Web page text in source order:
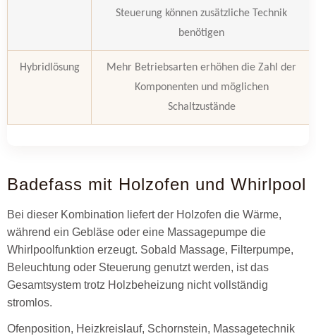
Steuerung können zusätzliche Technik
benötigen
Hybridlösung
Mehr Betriebsarten erhöhen die Zahl der
Komponenten und möglichen
Schaltzustände
Badefass mit Holzofen und Whirlpool
Bei dieser Kombination liefert der Holzofen die Wärme,
während ein Gebläse oder eine Massagepumpe die
Whirlpoolfunktion erzeugt. Sobald Massage, Filterpumpe,
Beleuchtung oder Steuerung genutzt werden, ist das
Gesamtsystem trotz Holzbeheizung nicht vollständig
stromlos.
Ofenposition, Heizkreislauf, Schornstein, Massagetechnik